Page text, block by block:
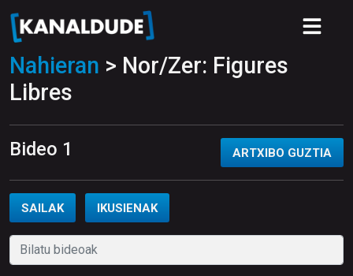
Nahieran > Nor/Zer: Figures
Libres
Bideo 1 ARTXIBO GUZTIA
SAILAK IKUSIENAK